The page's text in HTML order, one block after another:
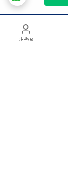
پروفایل